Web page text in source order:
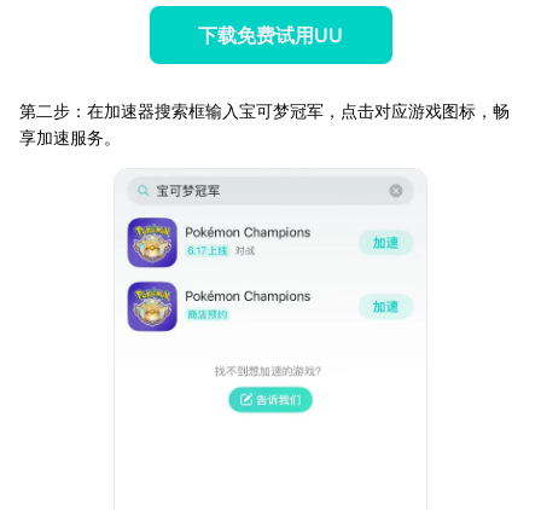
下载免费试用UU
第二步：在加速器搜索框输入宝可梦冠军，点击对应游戏图标，畅
享加速服务。